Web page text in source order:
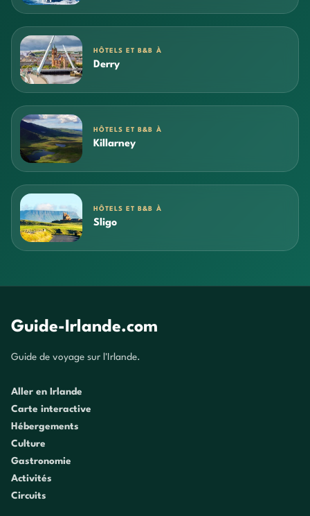
HÔTELS ET B&B À
Derry
HÔTELS ET B&B À
Killarney
HÔTELS ET B&B À
Sligo
Guide-Irlande.com
Guide de voyage sur l'Irlande.
Aller en Irlande
Carte interactive
Hébergements
Culture
Gastronomie
Activités
Circuits